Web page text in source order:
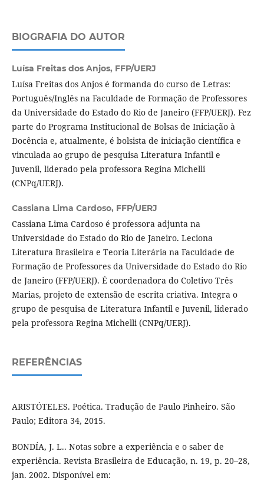
BIOGRAFIA DO AUTOR
Luísa Freitas dos Anjos, FFP/UERJ
Luísa Freitas dos Anjos é formanda do curso de Letras:
Português/Inglês na Faculdade de Formação de Professores
da Universidade do Estado do Rio de Janeiro (FFP/UERJ). Fez
parte do Programa Institucional de Bolsas de Iniciação à
Docência e, atualmente, é bolsista de iniciação científica e
vinculada ao grupo de pesquisa Literatura Infantil e
Juvenil, liderado pela professora Regina Michelli
(CNPq/UERJ).
Cassiana Lima Cardoso, FFP/UERJ
Cassiana Lima Cardoso é professora adjunta na
Universidade do Estado do Rio de Janeiro. Leciona
Literatura Brasileira e Teoria Literária na Faculdade de
Formação de Professores da Universidade do Estado do Rio
de Janeiro (FFP/UERJ). É coordenadora do Coletivo Três
Marias, projeto de extensão de escrita criativa. Integra o
grupo de pesquisa de Literatura Infantil e Juvenil, liderado
pela professora Regina Michelli (CNPq/UERJ).
REFERÊNCIAS
ARISTÓTELES. Poética. Tradução de Paulo Pinheiro. São
Paulo; Editora 34, 2015.
BONDÍA, J. L.. Notas sobre a experiência e o saber de
experiência. Revista Brasileira de Educação, n. 19, p. 20–28,
jan. 2002. Disponível em: